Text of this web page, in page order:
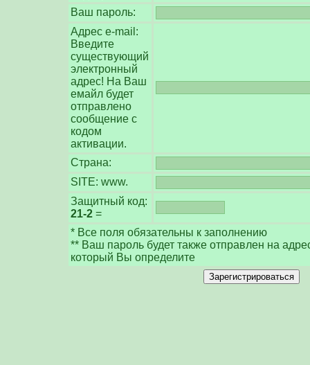
Ваш пароль:
Адрес e-mail:
Введите
существующий
электронный
адрес! На Ваш
емайл будет
отправлено
сообщение с
кодом
активации.
Страна:
SITE: www.
Защитный код:
21-2=
* Все поля обязательны к заполнению
** Ваш пароль будет также отправлен на
который Вы определите